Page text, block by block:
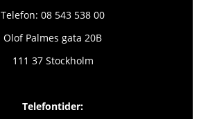
Telefon: 08 543 538 00
Olof Palmes gata 20B
111 37 Stockholm
Telefontider: